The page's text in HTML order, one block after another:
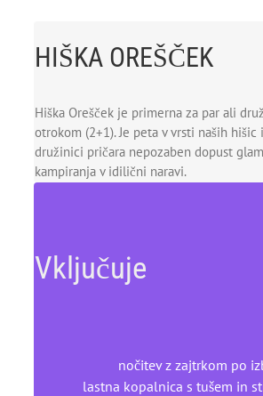
HIŠKA OREŠČEK
Hiška Orešček je primerna za par ali
otrokom (2+1). Je peta v vrsti naših
družinici pričara nepozaben dopust
kampiranja v idilični naravi.
Vključuje
nočitev z zajtrkom po
lastna kopalnica s tušem in